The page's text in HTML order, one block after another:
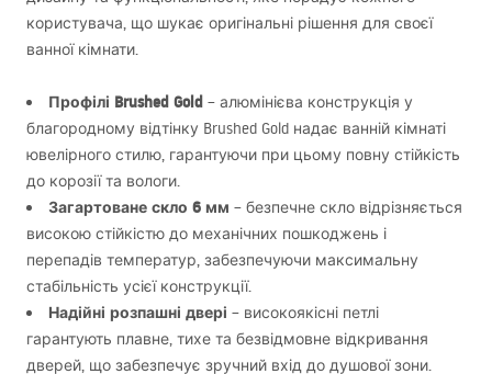
користувача, що шукає оригінальні рішення для своєї
ванної кімнати.
Профілі Brushed Gold – алюмінієва конструкція у
благородному відтінку Brushed Gold надає ванній кімнаті
ювелірного стилю, гарантуючи при цьому повну стійкість
до корозії та вологи.
Загартоване скло 6 мм – безпечне скло відрізняється
високою стійкістю до механічних пошкоджень і
перепадів температур, забезпечуючи максимальну
стабільність усієї конструкції.
Надійні розпашні двері – високоякісні петлі
гарантують плавне, тихе та безвідмовне відкривання
дверей, що забезпечує зручний вхід до душової зони.